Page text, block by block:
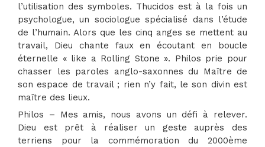
l’utilisation des symboles. Thucidos est à la fois un
psychologue, un sociologue spécialisé dans l’étude
de l’humain. Alors que les cinq anges se mettent au
travail, Dieu chante faux en écoutant en boucle
éternelle « like a Rolling Stone ». Philos prie pour
chasser les paroles anglo-saxonnes du Maître de
son espace de travail ; rien n’y fait, le son divin est
maître des lieux.
Philos – Mes amis, nous avons un défi à relever.
Dieu est prêt à réaliser un geste auprès des
terriens pour la commémoration du 2000ème